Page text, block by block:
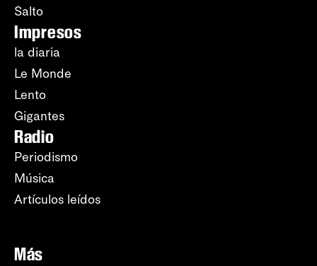
Salto
Impresos
la diaria
Le Monde
Lento
Gigantes
Radio
Periodismo
Música
Artículos leídos
Más